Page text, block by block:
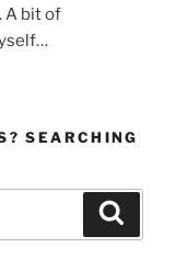
A bit of
SEARCHING